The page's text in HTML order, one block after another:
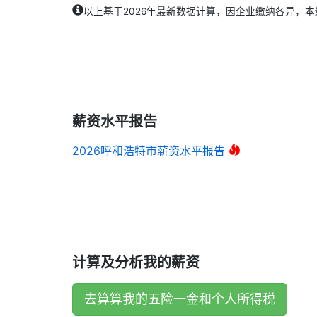
以上基于2026年最新数据计算，因企业缴纳各异，本
薪资水平报告
2026呼和浩特市薪资水平报告
计算及分析我的薪资
去算算我的五险一金和个人所得税